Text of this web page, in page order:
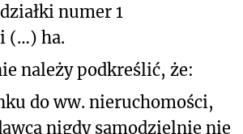
numer 1
(…) ha.
należy podkreślić, że:
do ww. nieruchomości,
nigdy samodzielnie nie